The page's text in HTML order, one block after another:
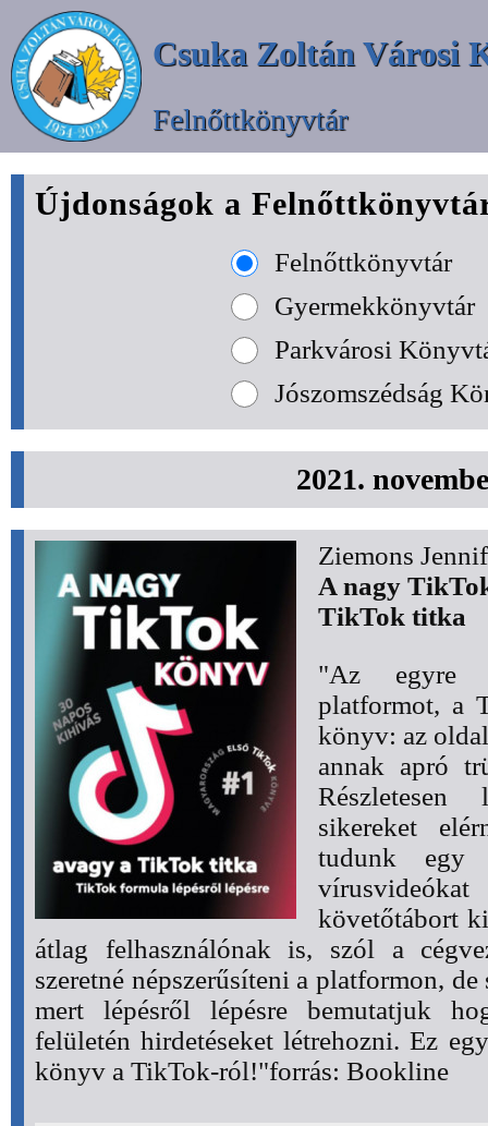
Csuka Zoltán Városi
Felnőttkönyvtár
Újdonságok a
Felnőttkönyvtár
Gyermekkönyvtár
Parkvárosi
Jószomszédság
2021.
Ziemons
A nagy
TikTok titka
"Az egyre
platformot, a
könyv: az
annak apró
sikereket
tudunk egy
követőtábort
átlag felhasználónak is, szól a
szeretné népszerűsíteni a platformon,
mert lépésről lépésre bemutatjuk
felületén hirdetéseket létrehozni. Ez
könyv a TikTok-ról!"forrás: Bookline